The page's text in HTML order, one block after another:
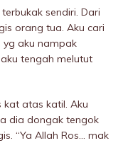
sendiri. Dari
orang tua. Aku cari
yg aku nampak
tengah melutut
kat atas katil. Aku
dia dongak tengok
“Ya Allah Ros… mak